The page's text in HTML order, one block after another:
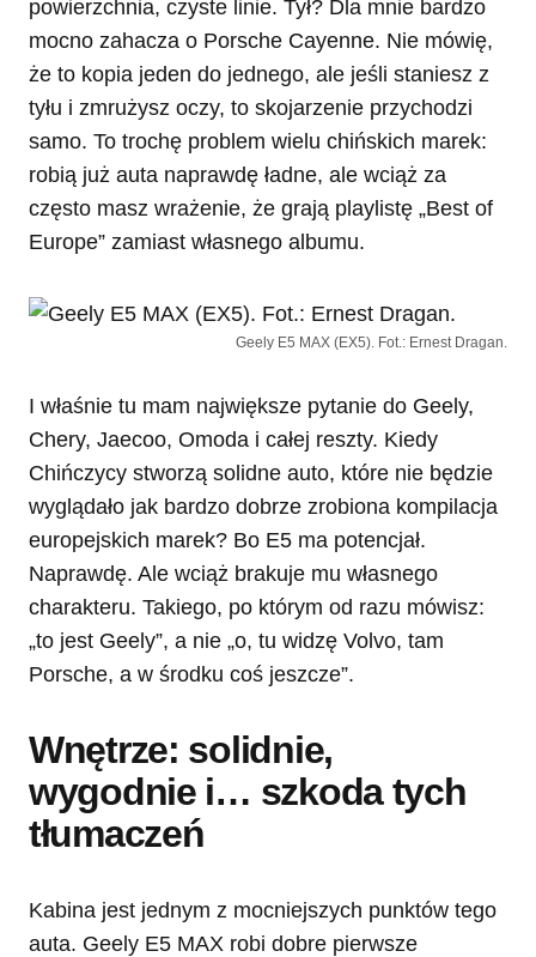
powierzchnia, czyste linie. Tył? Dla mnie bardzo
mocno zahacza o Porsche Cayenne. Nie mówię,
że to kopia jeden do jednego, ale jeśli staniesz z
tyłu i zmrużysz oczy, to skojarzenie przychodzi
samo. To trochę problem wielu chińskich marek:
robią już auta naprawdę ładne, ale wciąż za
często masz wrażenie, że grają playlistę „Best of
Europe” zamiast własnego albumu.
Geely E5 MAX (EX5). Fot.: Ernest Dragan.
I właśnie tu mam największe pytanie do Geely,
Chery, Jaecoo, Omoda i całej reszty. Kiedy
Chińczycy stworzą solidne auto, które nie będzie
wyglądało jak bardzo dobrze zrobiona kompilacja
europejskich marek? Bo E5 ma potencjał.
Naprawdę. Ale wciąż brakuje mu własnego
charakteru. Takiego, po którym od razu mówisz:
„to jest Geely”, a nie „o, tu widzę Volvo, tam
Porsche, a w środku coś jeszcze”.
Wnętrze: solidnie,
wygodnie i… szkoda tych
tłumaczeń
Kabina jest jednym z mocniejszych punktów tego
auta. Geely E5 MAX robi dobre pierwsze